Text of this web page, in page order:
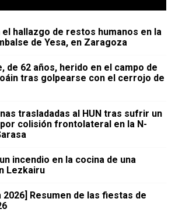
hallazgo de restos humanos en la
de Yesa, en Zaragoza
de 62 años, herido en el campo de
tras golpearse con el cerrojo de
trasladadas al HUN tras sufrir un
colisión frontolateral en la N-
incendio en la cocina de una
Lezkairu
2026] Resumen de las fiestas de